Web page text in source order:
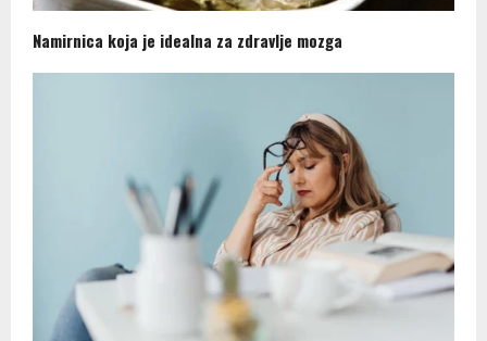
Namirnica koja je idealna za zdravlje mozga